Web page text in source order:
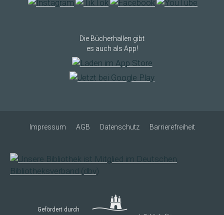
Die Bücherhallen gibt
es auch als App!
Impressum AGB Datenschutz Barrierefreiheit
Gefördert durch